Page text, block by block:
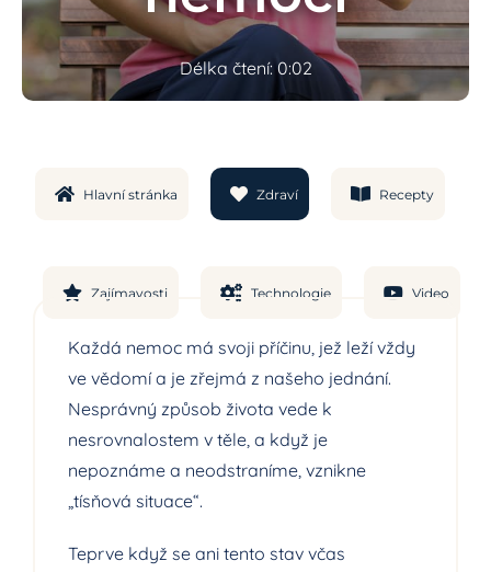
Hlavní stránka Zdraví Recepty
Zajímavosti Technologie Video
Délka čtení: 0:02
Každá nemoc má svoji příčinu, jež leží vždy
ve vědomí a je zřejmá z našeho jednání.
Nesprávný způsob života vede k
nesrovnalostem v těle, a když je
nepoznáme a neodstraníme, vznikne
„tísňová situace“.
Teprve když se ani tento stav včas